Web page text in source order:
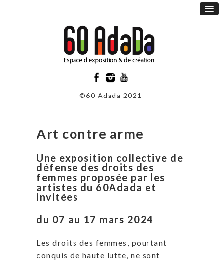
©60 Adada 2021
Art contre arme
Une exposition collective de
défense des droits des
femmes proposée par les
artistes du 60Adada et
invitées
du 07 au 17 mars 2024
Les droits des femmes, pourtant
conquis de haute lutte, ne sont